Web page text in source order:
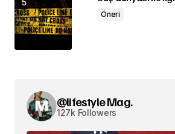
Öneri
@lifestyle Mag.
127k Followers